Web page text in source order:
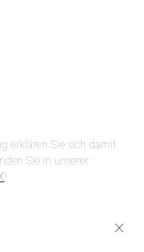
erklären Sie sich damit
Sie in unserer
!
×